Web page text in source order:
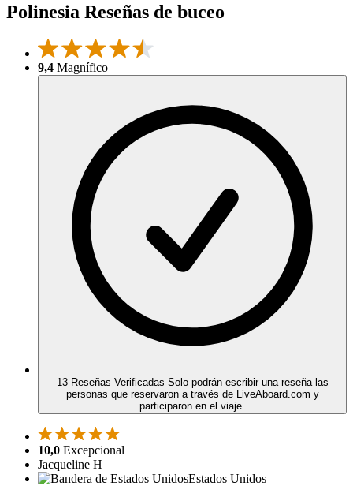
Polinesia Reseñas de buceo
9,4 Magnífico
13 Reseñas Verificadas Solo podrán escribir una reseña las
personas que reservaron a través de LiveAboard.com y
participaron en el viaje.
10,0 Excepcional
Jacqueline H
Estados Unidos